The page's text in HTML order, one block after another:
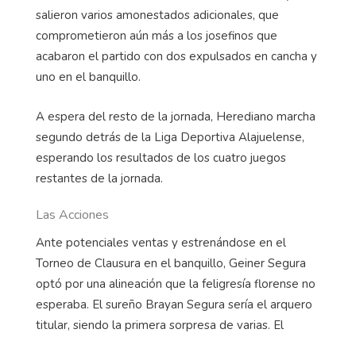
salieron varios amonestados adicionales, que
comprometieron aún más a los josefinos que
acabaron el partido con dos expulsados en cancha y
uno en el banquillo.
A espera del resto de la jornada, Herediano marcha
segundo detrás de la Liga Deportiva Alajuelense,
esperando los resultados de los cuatro juegos
restantes de la jornada.
Las Acciones
Ante potenciales ventas y estrenándose en el
Torneo de Clausura en el banquillo, Geiner Segura
optó por una alineación que la feligresía florense no
esperaba. El sureño Brayan Segura sería el arquero
titular, siendo la primera sorpresa de varias. El